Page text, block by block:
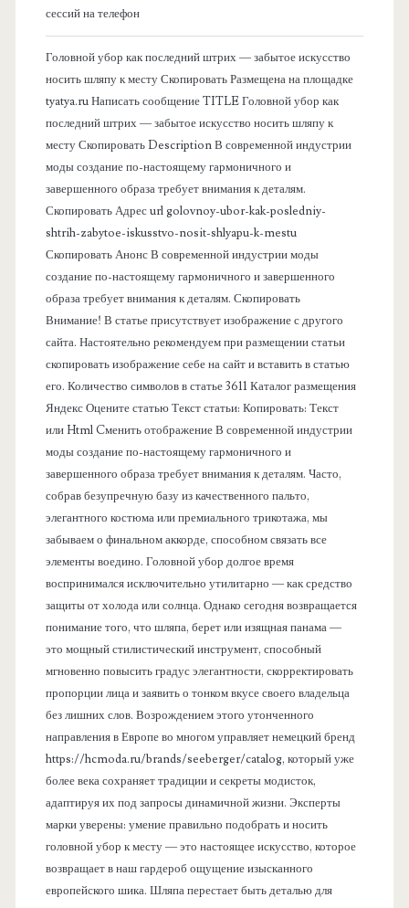
сессий на телефон
Головной убор как последний штрих — забытое искусство
носить шляпу к месту Скопировать Размещена на площадке
tyatya.ru Написать сообщение TITLE Головной убор как
последний штрих — забытое искусство носить шляпу к
месту Скопировать Description В современной индустрии
моды создание по-настоящему гармоничного и
завершенного образа требует внимания к деталям.
Скопировать Адрес url golovnoy-ubor-kak-posledniy-
shtrih-zabytoe-iskusstvo-nosit-shlyapu-k-mestu
Скопировать Анонс В современной индустрии моды
создание по-настоящему гармоничного и завершенного
образа требует внимания к деталям. Скопировать
Внимание! В статье присутствует изображение с другого
сайта. Настоятельно рекомендуем при размещении статьи
скопировать изображение себе на сайт и вставить в статью
его. Количество символов в статье 3611 Каталог размещения
Яндекс Оцените статью Текст статьи: Копировать: Текст
или Html Cменить отображение В современной индустрии
моды создание по-настоящему гармоничного и
завершенного образа требует внимания к деталям. Часто,
собрав безупречную базу из качественного пальто,
элегантного костюма или премиального трикотажа, мы
забываем о финальном аккорде, способном связать все
элементы воедино. Головной убор долгое время
воспринимался исключительно утилитарно — как средство
защиты от холода или солнца. Однако сегодня возвращается
понимание того, что шляпа, берет или изящная панама —
это мощный стилистический инструмент, способный
мгновенно повысить градус элегантности, скорректировать
пропорции лица и заявить о тонком вкусе своего владельца
без лишних слов. Возрождением этого утонченного
направления в Европе во многом управляет немецкий бренд
https://hcmoda.ru/brands/seeberger/catalog, который уже
более века сохраняет традиции и секреты модисток,
адаптируя их под запросы динамичной жизни. Эксперты
марки уверены: умение правильно подобрать и носить
головной убор к месту — это настоящее искусство, которое
возвращает в наш гардероб ощущение изысканного
европейского шика. Шляпа перестает быть деталью для